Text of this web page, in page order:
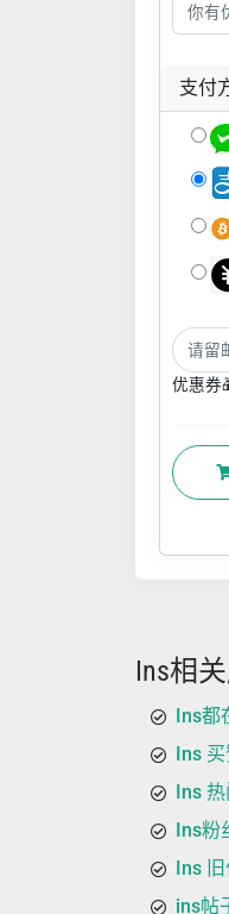
支付
优惠券
Ins相
Ins都
Ins
Ins
Ins粉
Ins
ins帖